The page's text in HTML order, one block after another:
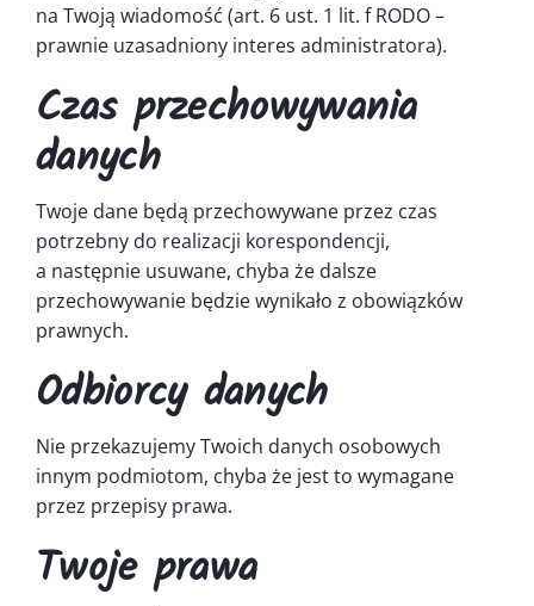
na Twoją wiadomość (art. 6 ust. 1 lit. f RODO –
prawnie uzasadniony interes administratora).
Czas przechowywania
danych
Twoje dane będą przechowywane przez czas
potrzebny do realizacji korespondencji,
a następnie usuwane, chyba że dalsze
przechowywanie będzie wynikało z obowiązków
prawnych.
Odbiorcy danych
Nie przekazujemy Twoich danych osobowych
innym podmiotom, chyba że jest to wymagane
przez przepisy prawa.
Twoje prawa